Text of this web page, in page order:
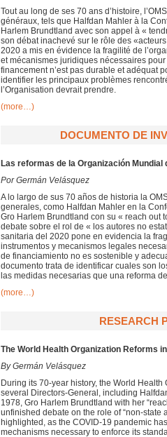
Tout au long de ses 70 ans d’histoire,
généraux, tels que Halfdan Mahler à la
Harlem Brundtland avec son appel à «
son débat inachevé sur le rôle des
2020 a mis en évidence la fragilité de
et mécanismes juridiques nécessaires
financement n’est pas durable et adéquat
identifier les principaux problèmes
l’Organisation devrait prendre.
(more…)
DOCUMENTO DE
Las reformas de la Organización Mundial
Por Germán Velásquez
A lo largo de sus 70 años de historia la
generales, como Halfdan Mahler en la
Gro Harlem Brundtland con su « reach out
debate sobre el rol de « los autores no
sanitaria del 2020 pone en evidencia la
instrumentos y mecanismos legales
de financiamiento no es sostenible y
documento trata de identificar cuales son
las medidas necesarias que una reforma
(more…)
RESEARCH
The World Health Organization Reforms
By Germán Velásquez
During its 70-year history, the World
several Directors-General, including
1978, Gro Harlem Brundtland with her
unfinished debate on the role of “non-state
highlighted, as the COVID-19 pandemic
mechanisms necessary to enforce its